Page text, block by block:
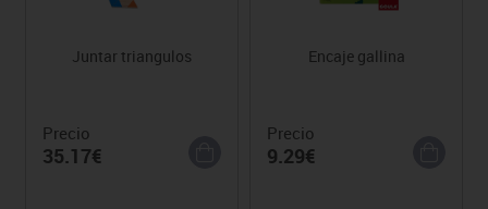
Juntar triangulos
Precio
35.17€
Encaje gallina
Precio
9.29€